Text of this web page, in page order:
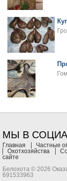
МЫ В
Главная Частные
Охотхозяйства
сайте
Белохота © 2026
691533963